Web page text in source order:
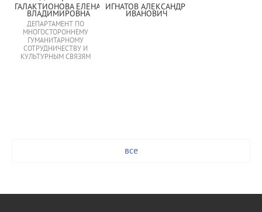
ГАЛАКТИОНОВА ЕЛЕНА
ВЛАДИМИРОВНА
ДЕПАРТАМЕНТ ПО
МНОГОСТОРОННЕМУ
ГУМАНИТАРНОМУ
СОТРУДНИЧЕСТВУ И
КУЛЬТУРНЫМ СВЯЗЯМ
ИГНАТОВ АЛЕКСАНДР
ИВАНОВИЧ
все